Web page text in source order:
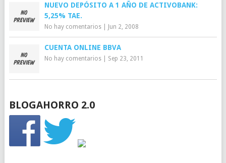
NUEVO DEPÓSITO A 1 AÑO DE ACTIVOBANK:
5,25% TAE.
No hay comentarios| Jun 2, 2008
CUENTA ONLINE BBVA
No hay comentarios| Sep 23, 2011
BLOGAHORRO 2.0